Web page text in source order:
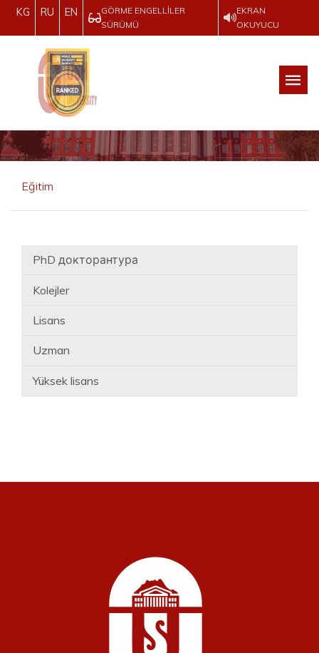
KG RU EN
GÖRME ENGELLILER
SÜRÜMÜ
EKRAN
OKUYUCU
Eğitim
PhD докторантура
Kolejler
Lisans
Uzman
Yüksek lisans